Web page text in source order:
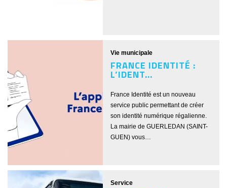
Vie municipale
FRANCE IDENTITÉ :
L’IDENT...
France Identité est un nouveau
service public permettant de créer
son identité numérique régalienne.
La mairie de GUERLEDAN (SAINT-
GUEN) vous…
Service